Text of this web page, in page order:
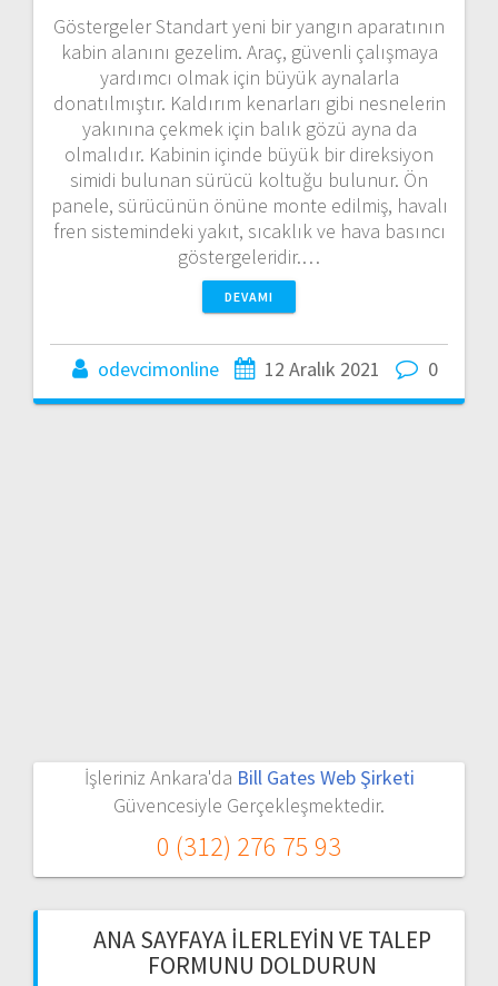
Göstergeler Standart yeni bir yangın aparatının
kabin alanını gezelim. Araç, güvenli çalışmaya
yardımcı olmak için büyük aynalarla
donatılmıştır. Kaldırım kenarları gibi nesnelerin
yakınına çekmek için balık gözü ayna da
olmalıdır. Kabinin içinde büyük bir direksiyon
simidi bulunan sürücü koltuğu bulunur. Ön
panele, sürücünün önüne monte edilmiş, havalı
fren sistemindeki yakıt, sıcaklık ve hava basıncı
göstergeleridir.…
DEVAMI
odevcimonline 12 Aralık 2021 0
İşleriniz Ankara'da Bill Gates Web Şirketi
Güvencesiyle Gerçekleşmektedir.
0 (312) 276 75 93
ANA SAYFAYA İLERLEYIN VE TALEP
FORMUNU DOLDURUN